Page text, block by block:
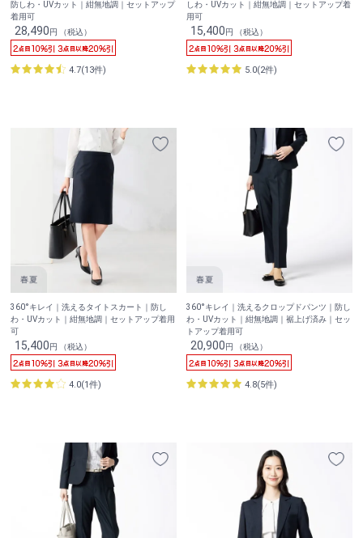
防しわ・UVカット｜紺無地調｜セットアップ
着用可
28,490円 （税込）
4.7(13件)
しわ・UVカット｜紺無地調｜セットアップ着
用可
15,400円 （税込）
5.0(2件)
360°キレイ｜洗えるタイトスカート｜防し
わ・UVカット｜紺無地調｜セットアップ着用
可
15,400円 （税込）
4.0(1件)
360°キレイ｜洗えるクロップドパンツ｜防し
わ・UVカット｜紺無地調｜裾上げ済み｜セッ
トアップ着用可
20,900円 （税込）
4.8(5件)